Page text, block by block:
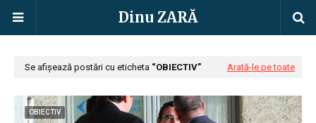
Dinu ZARĂ
Se afișează postări cu eticheta OBIECTIV Arată-le pe toate
OBIECTIV